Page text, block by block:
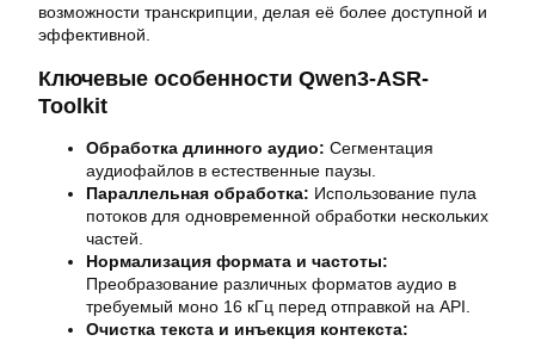
возможности транскрипции, делая её более доступной и
эффективной.
Ключевые особенности Qwen3-ASR-
Toolkit
Обработка длинного аудио: Сегментация
аудиофайлов в естественные паузы.
Параллельная обработка: Использование пула
потоков для одновременной обработки нескольких
частей.
Нормализация формата и частоты:
Преобразование различных форматов аудио в
требуемый моно 16 кГц перед отправкой на API.
Очистка текста и инъекция контекста: